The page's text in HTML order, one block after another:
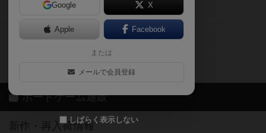
Google X
Apple Facebook
または
メールで会員登録
しばらく表示しない
ボドとも・会員一覧
ボードゲーム業界コラム
ボドゲーマご利用案内
ボードゲーム通販
新作・再入荷情報